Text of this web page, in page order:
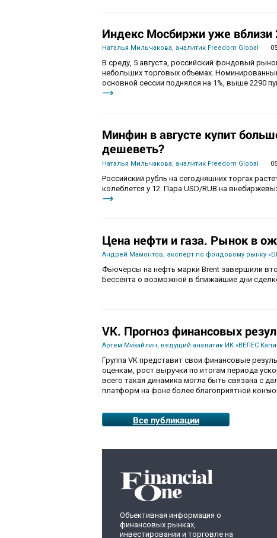
Индекс Мосбиржи уже вблизи
Наталья Мильчакова, аналитик Freedom Global
В среду, 5 августа, российский фондовый
небольших торговых объемах.
основной сессии поднялся на 1%, выше 2290
Минфин в августе купит
дешеветь?
Наталья Мильчакова, аналитик Freedom Global
Российский рубль на сегодняшних торгах
колеблется у 12. Пара USD/RUB на
Цена нефти и газа. Рынок в
Андрей Мамонтов, эксперт по фондовому рынку
Фьючерсы на нефть марки Brent завершили
Бессента о возможной в ближайшие дни
VK. Прогноз финансовых
Артем Михайлин, ведущий аналитик ИК «ВЕЛЕС
Группа VK представит свои финансовые
оценкам, рост выручки по итогам периода
всего такая динамика могла быть связана с
платформ на фоне более благоприятной
Все публикации
Объективная информация о
финансовых рынках,
инвестировании и торговле на